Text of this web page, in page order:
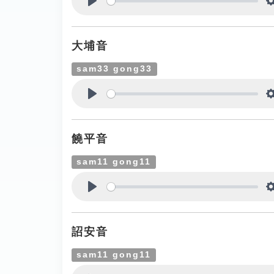
大埔音
sam33 gong33
饒平音
sam11 gong11
詔安音
sam11 gong11